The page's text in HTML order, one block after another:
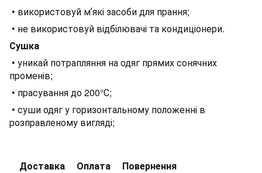
• використовуй мʼякі засоби для прання;
• не використовуй відбілювачі та кондиціонери.
Сушка
• уникай потрапляння на одяг прямих сонячних
променів;
• прасування до 200°С;
• суши одяг у горизонтальному положенні в
розправленому вигляді;
Доставка Оплата Повернення